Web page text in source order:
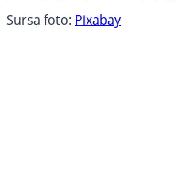
Sursa foto: Pixabay